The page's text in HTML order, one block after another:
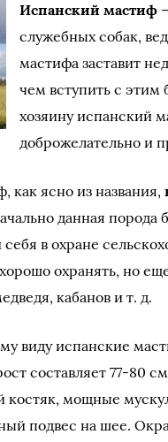
Испанский мастиф
служебных собак,
мастифа заставит
чем вступить с этим
хозяину испанский
доброжелательно и
как ясно из названия,
данная
в охране
охранять, но
кабанов и т. д.
виду испанские
составляет 77-80
мощные
подвес на шее.